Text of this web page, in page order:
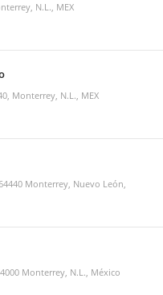
N.L., MEX
Monterrey, N.L., MEX
Monterrey, Nuevo León,
Monterrey, N.L., México